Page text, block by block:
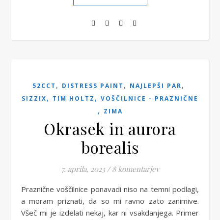
52CCT , DISTRESS PAINT , NAJLEPŠI PAR,
SIZZIX, TIM HOLTZ , VOŠČILNICE - PRAZNIČNE
, ZIMA
Okrasek in aurora
borealis
7. aprila, 2023 / 8 komentarjev
Praznične voščilnice ponavadi niso na temni podlagi,
a moram priznati, da so mi ravno zato zanimive.
Všeč mi je izdelati nekaj, kar ni vsakdanjega. Primer